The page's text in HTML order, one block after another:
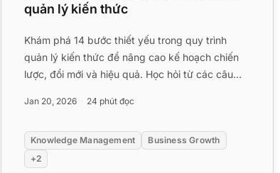
quản lý kiến thức
Khám phá 14 bước thiết yếu trong quy trình
quản lý kiến thức để nâng cao kế hoạch chiến
lược, đổi mới và hiệu quả. Học hỏi từ các câu
Jan 20, 2026 24 phút đọc
Knowledge Management
Business Growth
+2